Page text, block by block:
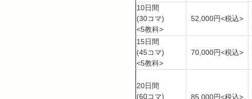
10日間
(30コマ)
<5教科>
52,000円<税込>
15日間
(45コマ)
<5教科>
70,000円<税込>
20日間
(60コマ)
85,000円<税込>